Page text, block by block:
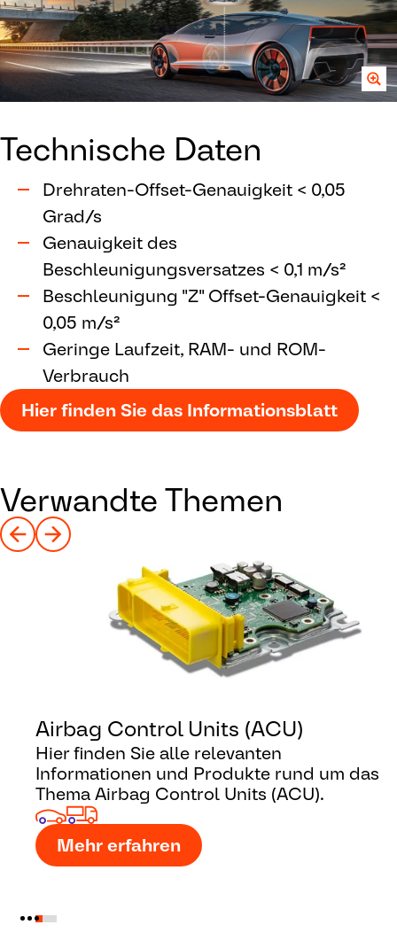
Technische Daten
Drehraten-Offset-Genauigkeit < 0,05
Grad/s
Genauigkeit des
Beschleunigungsversatzes < 0,1 m/s²
Beschleunigung "Z" Offset-Genauigkeit <
0,05 m/s²
Geringe Laufzeit, RAM- und ROM-
Verbrauch
Hier finden Sie das Informationsblatt
Verwandte Themen
Airbag Control Units (ACU)
Hier finden Sie alle relevanten
Informationen und Produkte rund um das
Thema Airbag Control Units (ACU).
Mehr erfahren